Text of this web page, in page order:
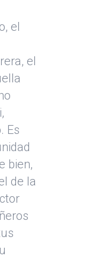
el
el
Es
bien,
de la